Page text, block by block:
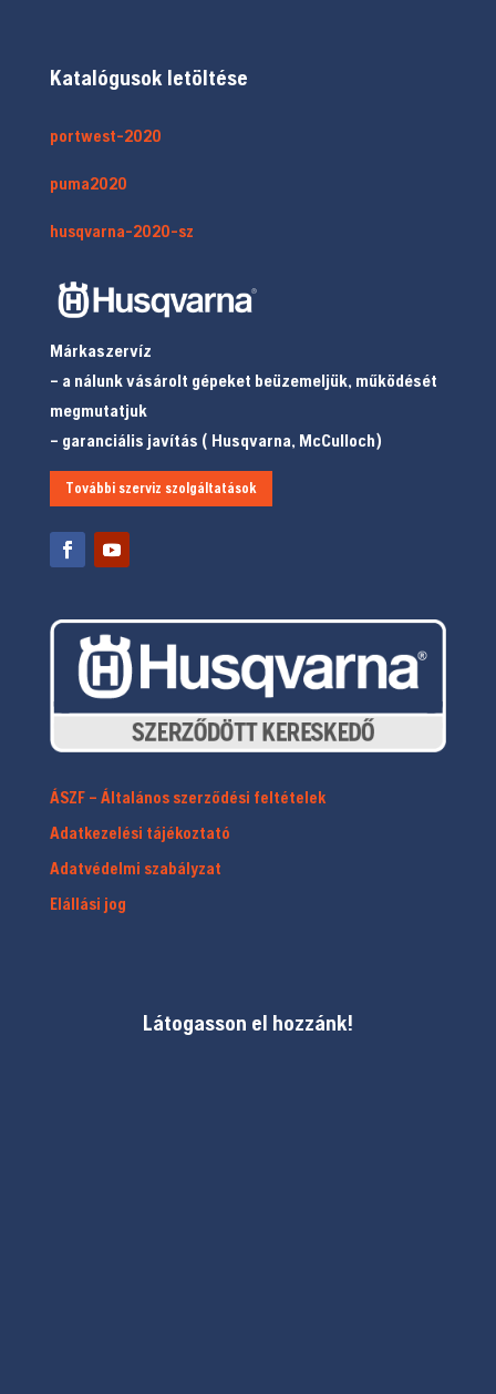
Katalógusok letöltése
portwest-2020
puma2020
husqvarna-2020-sz
Márkaszervíz
– a nálunk vásárolt gépeket beüzemeljük, működését
megmutatjuk
– garanciális javítás ( Husqvarna, McCulloch)
További szerviz szolgáltatások
ÁSZF – Általános szerződési feltételek
Adatkezelési tájékoztató
Adatvédelmi szabályzat
Elállási jog
Látogasson el hozzánk!